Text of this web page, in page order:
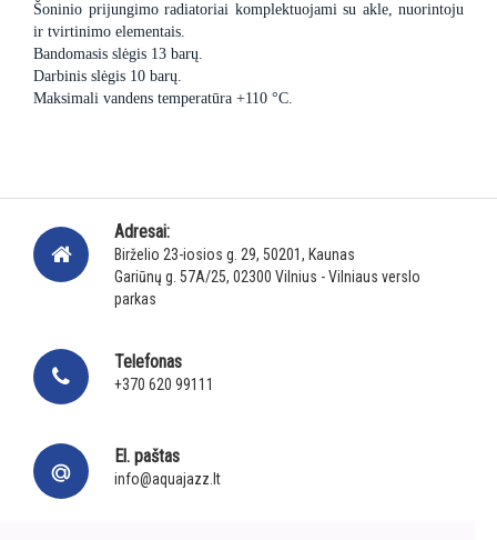
Šoninio prijungimo radiatoriai komplektuojami su akle, nuorintoju
ir tvirtinimo elementais.
Bandomasis slėgis 13 barų.
Darbinis slėgis 10 barų.
Maksimali vandens temperatūra +110 °C.
Adresai:
Birželio 23-iosios g. 29, 50201, Kaunas
Gariūnų g. 57A/25, 02300 Vilnius - Vilniaus verslo
parkas
Telefonas
+370 620 99111
El. paštas
info@aquajazz.lt